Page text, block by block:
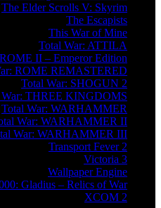
The Elder Scrolls V: Skyrim
The Escapists
This War of Mine
Total War: ATTILA
II – Emperor Edition
ROME REMASTERED
Total War: SHOGUN 2
War: THREE KINGDOMS
Total War: WARHAMMER
War: WARHAMMER II
War: WARHAMMER III
Transport Fever 2
Victoria 3
Wallpaper Engine
Gladius – Relics of War
XCOM 2